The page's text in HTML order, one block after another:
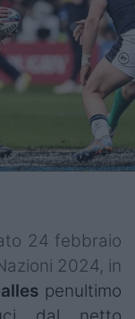
24 febbraio
2024, in
penultimo